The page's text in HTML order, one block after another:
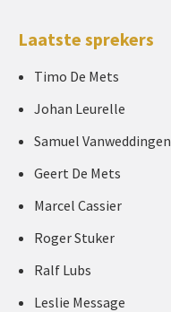
Laatste sprekers
Timo De Mets
Johan Leurelle
Samuel Vanweddingen
Geert De Mets
Marcel Cassier
Roger Stuker
Ralf Lubs
Leslie Message